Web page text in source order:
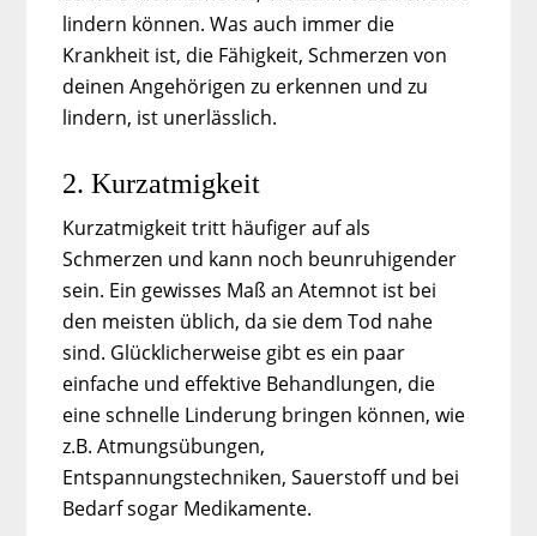
lindern können. Was auch immer die
Krankheit ist, die Fähigkeit, Schmerzen von
deinen Angehörigen zu erkennen und zu
lindern, ist unerlässlich.
2. Kurzatmigkeit
Kurzatmigkeit tritt häufiger auf als
Schmerzen und kann noch beunruhigender
sein. Ein gewisses Maß an Atemnot ist bei
den meisten üblich, da sie dem Tod nahe
sind. Glücklicherweise gibt es ein paar
einfache und effektive Behandlungen, die
eine schnelle Linderung bringen können, wie
z.B. Atmungsübungen,
Entspannungstechniken, Sauerstoff und bei
Bedarf sogar Medikamente.